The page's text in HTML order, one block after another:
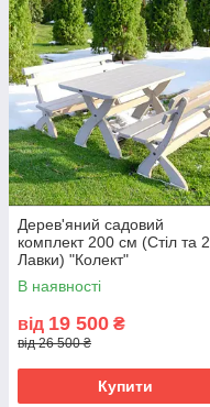
Дерев'яний садовий
комплект 200 см (Стіл та 2
Лавки) "Колект"
В наявності
від 19 500 ₴
від 26 500 ₴
Купити